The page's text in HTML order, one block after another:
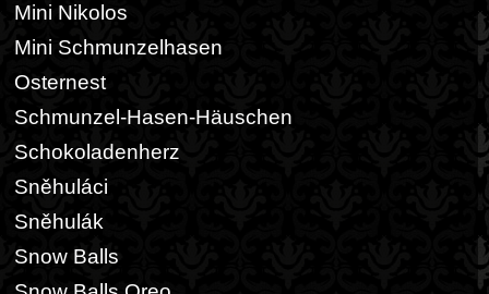
Mini Nikolos
Mini Schmunzelhasen
Osternest
Schmunzel-Hasen-Häuschen
Schokoladenherz
Sněhuláci
Sněhulák
Snow Balls